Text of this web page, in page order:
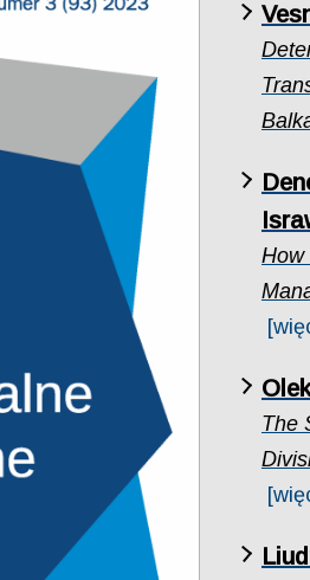
How
The